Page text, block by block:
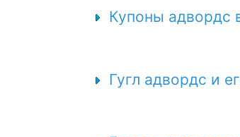
Купоны адвордс
Гугл адвордс и